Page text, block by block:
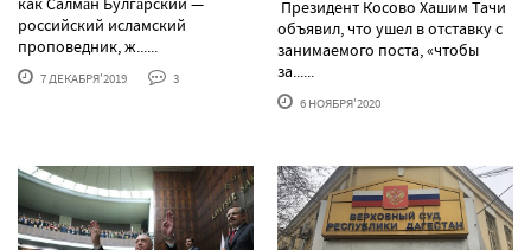
российский исламский
проповедник, ж......
7 ДЕКАБРЯ'2019 3
Президент Косово Хашим Тачи
объявил, что ушел в отставку с
занимаемого поста, «чтобы
за......
6 НОЯБРЯ'2020